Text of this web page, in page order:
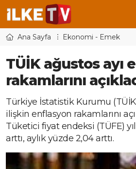
Ana Sayfa Ekonomi - Emek
TÜİK ağustos ayı
rakamlarını
Türkiye İstatistik Kurumu
ilişkin enflasyon rakamlarını
Tüketici fiyat endeksi (TÜFE)
arttı, aylık yüzde 2,04 arttı.